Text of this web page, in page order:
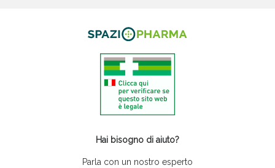
Hai bisogno di aiuto?
Parla con un nostro esperto